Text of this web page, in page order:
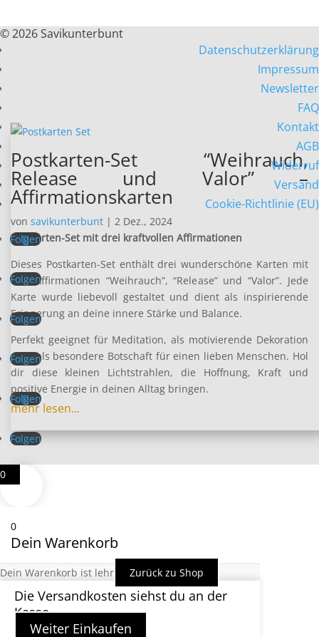
Postkarten-Set “Weihrauch,
Release und Valor” –
Affirmationskarten
von savikunterbunt | 2 Dez., 2024
Postkarten-Set mit drei kraftvollen Affirmationen
Dieses Postkarten-Set enthält drei wunderschöne Karten mit
den Affirmationen “Weihrauch”, “Release” und “Valor”. Jede
Karte wurde liebevoll gestaltet und dient als inspirierende
Erinnerung an deine innere Stärke und Balance.
Perfekt geeignet für Meditation, als motivierende Dekoration
oder als besondere Botschaft für einen lieben Menschen. Hol
dir diese kleinen Lichtstrahlen, die Hoffnung, Kraft und
positive Energie in deinen Alltag bringen.
mehr lesen...
© 2026 Savikunterbunt
Datenschutzerklärung
Impressum
Newsletter
FAQ
Kontakt
AGB
Widerruf
Versand
Cookie-Richtlinie (EU)
Folgen
Folgen
Folgen
Folgen
Folgen
Folgen
0
0
Dein Warenkorb
Dein Warenkorb ist lehr Zurück zu Shop
Die Versandkosten siehst du an der
Kasse
Weiter Einkaufen